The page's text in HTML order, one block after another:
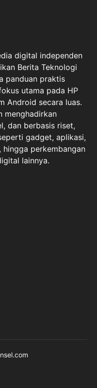
digital independen
Berita Teknologi
panduan praktis
utama pada HP
Android secara luas.
menghadirkan
dan berbasis riset,
gadget, aplikasi,
hingga perkembangan
lainnya.